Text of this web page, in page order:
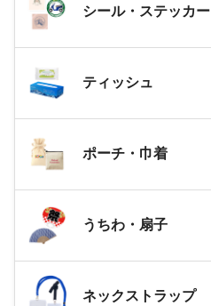
シール・ステッカー
ティッシュ
ポーチ・巾着
うちわ・扇子
ネックストラップ